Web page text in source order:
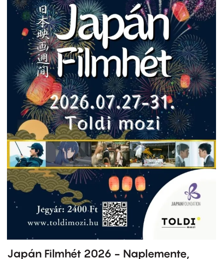
Japán Filmhét 2026 - Naplemente,